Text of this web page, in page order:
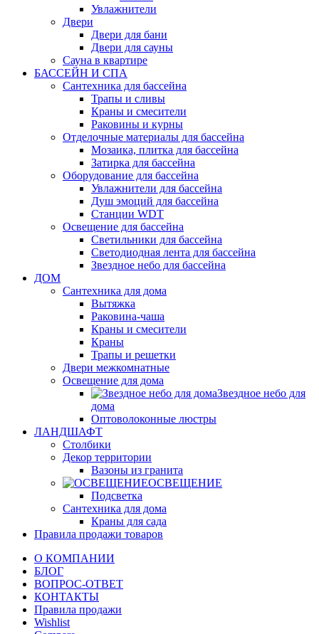
Увлажнители
Двери
Двери для бани
Двери для сауны
Сауна в квартире
БАССЕЙН И СПА
Сантехника для бассейна
Трапы и сливы
Краны и смесители
Раковины и курны
Отделочные материалы для бассейна
Мозаика, плитка для бассейна
Затирка для бассейна
Оборудование для бассейна
Увлажнители для бассейна
Душ эмоций для бассейна
Станции WDT
Освещение для бассейна
Светильники для бассейна
Светодиодная лента для бассейна
Звездное небо для бассейна
ДОМ
Сантехника для дома
Вытяжка
Раковина-чаша
Краны и смесители
Краны
Трапы и решетки
Двери межкомнатные
Освещение для дома
Звездное небо для
дома
Оптоволоконные люстры
ЛАНДШАФТ
Столбики
Декор территории
Вазоны из гранита
ОСВЕЩЕНИЕ
Подсветка
Сантехника для дома
Краны для сада
Правила продажи товаров
О КОМПАНИИ
БЛОГ
ВОПРОС-ОТВЕТ
КОНТАКТЫ
Правила продажи
Wishlist